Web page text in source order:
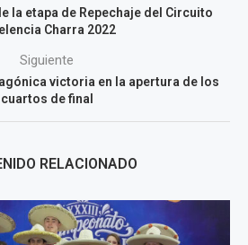
la etapa de Repechaje del Circuito
Charra 2022
Siguiente
victoria en la apertura de los
cuartos de final
RELACIONADO